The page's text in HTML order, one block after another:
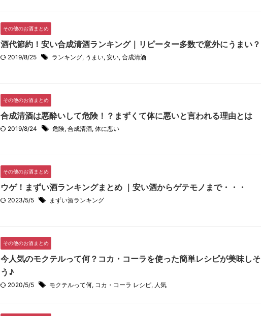
その他のお酒まとめ
酒代節約！安い合成清酒ランキング｜リピーター多数で意外にうまい？
2019/8/25 ランキング, うまい, 安い, 合成清酒
その他のお酒まとめ
合成清酒は悪酔いして危険！？まずくて体に悪いと言われる理由とは
2019/8/24 危険, 合成清酒, 体に悪い
その他のお酒まとめ
ウゲ！まずい酒ランキングまとめ ｜安い酒からゲテモノまで・・・
2023/5/5 まずい酒ランキング
その他のお酒まとめ
今人気のモクテルって何？コカ・コーラを使った簡単レシピが美味しそ
う♪
2020/5/5 モクテルって何, コカ・コーラ レシピ, 人気